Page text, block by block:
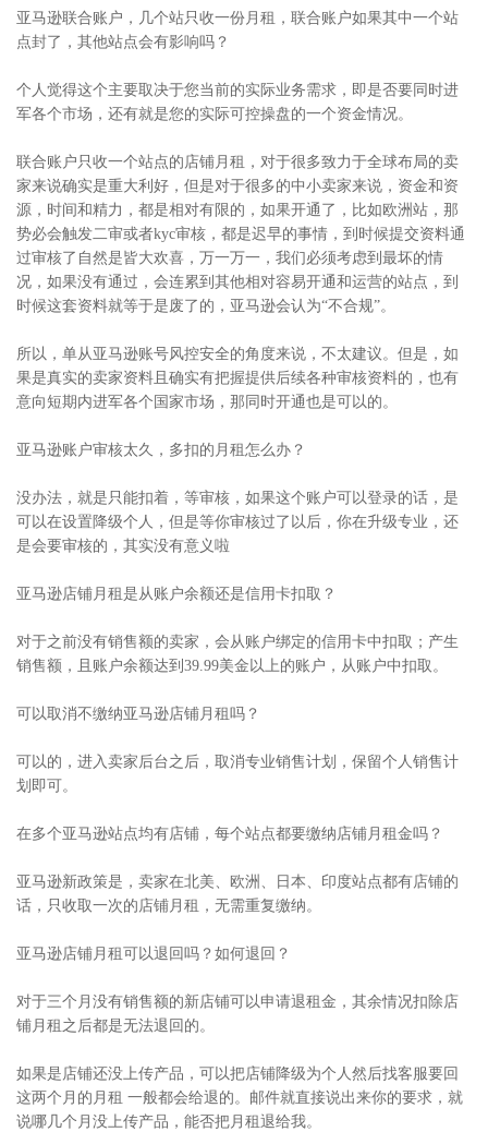
亚马逊联合账户，几个站只收一份月租，联合账户如果其中一个站
点封了，其他站点会有影响吗？
个人觉得这个主要取决于您当前的实际业务需求，即是否要同时进
军各个市场，还有就是您的实际可控操盘的一个资金情况。
联合账户只收一个站点的店铺月租，对于很多致力于全球布局的卖
家来说确实是重大利好，但是对于很多的中小卖家来说，资金和资
源，时间和精力，都是相对有限的，如果开通了，比如欧洲站，那
势必会触发二审或者kyc审核，都是迟早的事情，到时候提交资料通
过审核了自然是皆大欢喜，万一万一，我们必须考虑到最坏的情
况，如果没有通过，会连累到其他相对容易开通和运营的站点，到
时候这套资料就等于是废了的，亚马逊会认为“不合规”。
所以，单从亚马逊账号风控安全的角度来说，不太建议。但是，如
果是真实的卖家资料且确实有把握提供后续各种审核资料的，也有
意向短期内进军各个国家市场，那同时开通也是可以的。
亚马逊账户审核太久，多扣的月租怎么办？
没办法，就是只能扣着，等审核，如果这个账户可以登录的话，是
可以在设置降级个人，但是等你审核过了以后，你在升级专业，还
是会要审核的，其实没有意义啦
亚马逊店铺月租是从账户余额还是信用卡扣取？
对于之前没有销售额的卖家，会从账户绑定的信用卡中扣取；产生
销售额，且账户余额达到39.99美金以上的账户，从账户中扣取。
可以取消不缴纳亚马逊店铺月租吗？
可以的，进入卖家后台之后，取消专业销售计划，保留个人销售计
划即可。
在多个亚马逊站点均有店铺，每个站点都要缴纳店铺月租金吗？
亚马逊新政策是，卖家在北美、欧洲、日本、印度站点都有店铺的
话，只收取一次的店铺月租，无需重复缴纳。
亚马逊店铺月租可以退回吗？如何退回？
对于三个月没有销售额的新店铺可以申请退租金，其余情况扣除店
铺月租之后都是无法退回的。
如果是店铺还没上传产品，可以把店铺降级为个人然后找客服要回
这两个月的月租 一般都会给退的。邮件就直接说出来你的要求，就
说哪几个月没上传产品，能否把月租退给我。